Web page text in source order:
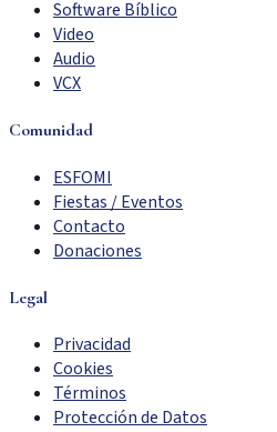
Software Bíblico
Video
Audio
VCX
Comunidad
ESFOMI
Fiestas / Eventos
Contacto
Donaciones
Legal
Privacidad
Cookies
Términos
Protección de Datos